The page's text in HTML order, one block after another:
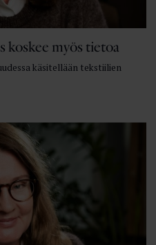
koskee myös tietoa
käsitellään tekstiilien